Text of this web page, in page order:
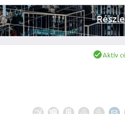
használatához kérjük
Aktív